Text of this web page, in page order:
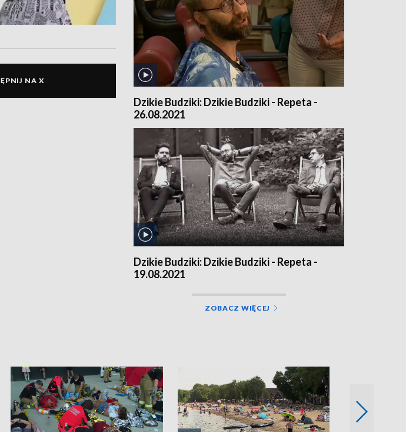
NA X
Dzikie Budziki: Dzikie Budziki - Repeta -
26.08.2021
Dzikie Budziki: Dzikie Budziki - Repeta -
19.08.2021
ZOBACZ WIĘCEJ